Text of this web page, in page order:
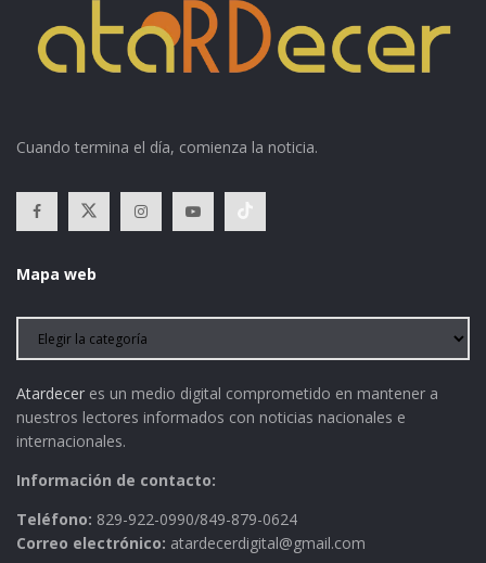
Cuando termina el día, comienza la noticia.
Mapa web
Atardecer es un medio digital comprometido en mantener a
nuestros lectores informados con noticias nacionales e
internacionales.
Información de contacto:
Teléfono: 829-922-0990/849-879-0624
Correo electrónico: atardecerdigital@gmail.com